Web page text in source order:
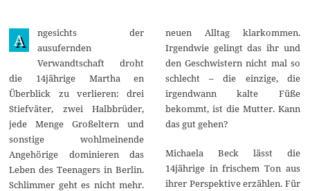
p
i
l
2
0
2
4
A
ngesichts der
ausufernden
Verwandtschaft droht
die 14jährige Martha en
Überblick zu verlieren: drei
Stiefväter, zwei Halbbrüder,
jede Menge Großeltern und
sonstige wohlmeinende
Angehörige dominieren das
Leben des Teenagers in Berlin.
Schlimmer geht es nicht mehr.
neuen Alltag klarkommen.
Irgendwie gelingt das ihr und
den Geschwistern nicht mal so
schlecht – die einzige, die
irgendwann kalte Füße
bekommt, ist die Mutter. Kann
das gut gehen?
Michaela Beck lässt die
14jährige in frischem Ton aus
ihrer Perspektive erzählen. Für